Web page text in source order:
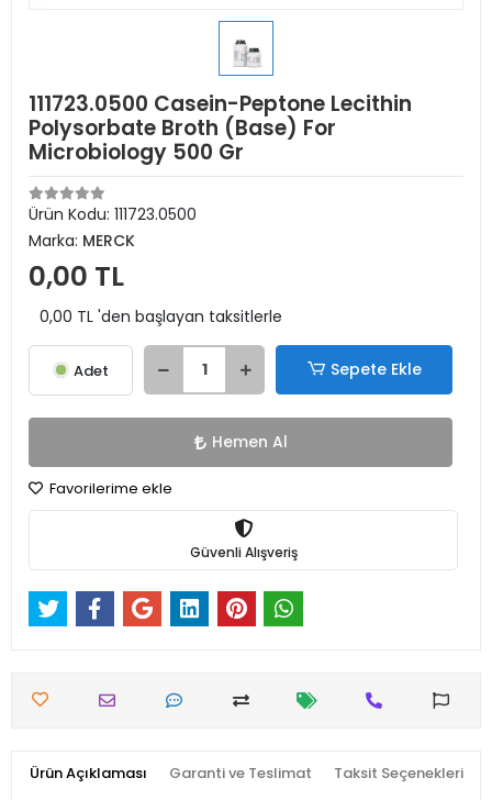
111723.0500 Casein-Peptone Lecithin
Polysorbate Broth (Base) For
Microbiology 500 Gr
Ürün Kodu: 111723.0500
Marka: MERCK
0,00 TL
0,00 TL 'den başlayan taksitlerle
Adet Sepete Ekle
Hemen Al
Favorilerime ekle
Güvenli Alışveriş
Ürün Açıklaması Garanti ve Teslimat Taksit Seçenekleri